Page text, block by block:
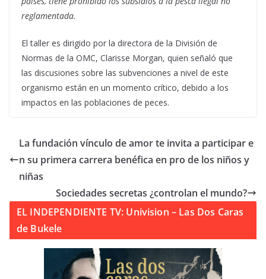
reglamentada.
El taller es dirigido por la directora de la División de
Normas de la OMC, Clarisse Morgan, quien señaló que
las discusiones sobre las subvenciones a nivel de este
organismo están en un momento crítico, debido a los
impactos en las poblaciones de peces.
La fundación vínculo de amor te invita a participar e
n su primera carrera benéfica en pro de los niños y
niñas
Sociedades secretas ¿controlan el mundo?
EL INDEPENDIENTE TV: Univision – Las Dos Caras
de Bukele